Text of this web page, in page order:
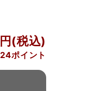
24ポイント